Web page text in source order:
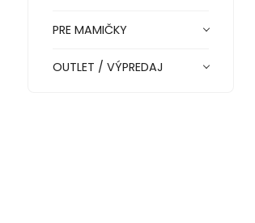
PRE MAMIČKY
OUTLET / VÝPREDAJ